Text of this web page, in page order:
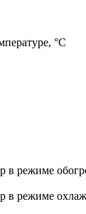
°C
в режиме
в режиме